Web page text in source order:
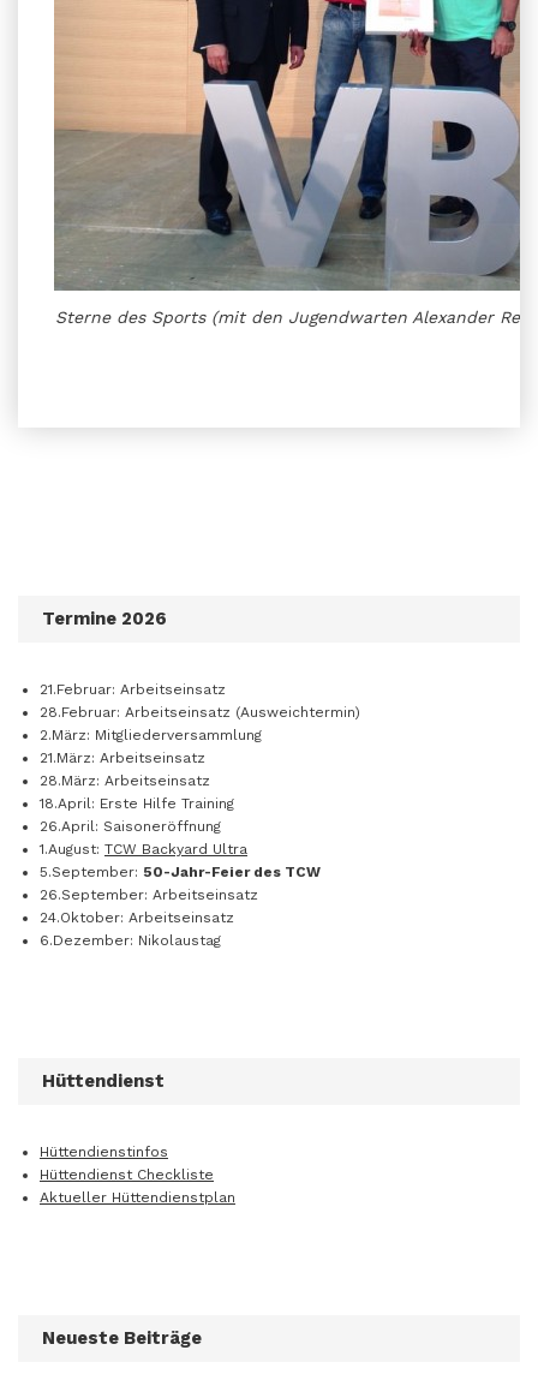
Sterne des Sports (mit den Jugendwarten Alexander
Termine 2026
21.Februar: Arbeitseinsatz
28.Februar: Arbeitseinsatz (Ausweichtermin)
2.März: Mitgliederversammlung
21.März: Arbeitseinsatz
28.März: Arbeitseinsatz
18.April: Erste Hilfe Training
26.April: Saisoneröffnung
1.August: TCW Backyard Ultra
5.September: 50-Jahr-Feier des TCW
26.September: Arbeitseinsatz
24.Oktober: Arbeitseinsatz
6.Dezember: Nikolaustag
Hüttendienst
Hüttendienstinfos
Hüttendienst Checkliste
Aktueller Hüttendienstplan
Neueste Beiträge